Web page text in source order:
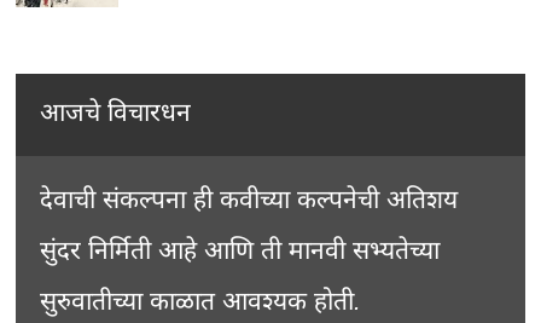
आजचे विचारधन
देवाची संकल्पना ही कवीच्या कल्पनेची अतिशय
सुंदर निर्मिती आहे आणि ती मानवी सभ्यतेच्या
सुरुवातीच्या काळात आवश्यक होती.